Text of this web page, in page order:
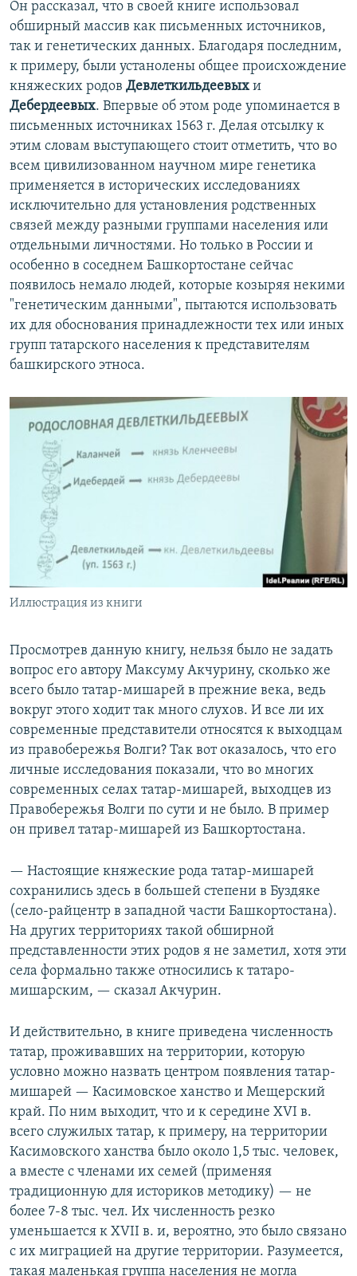
Он рассказал, что в своей книге использовал
обширный массив как письменных источников,
так и генетических данных. Благодаря последним,
к примеру, были устанолены общее происхождение
княжеских родов Девлеткильдеевых и
Дебердеевых. Впервые об этом роде упоминается в
письменных источниках 1563 г. Делая отсылку к
этим словам выступающего стоит отметить, что во
всем цивилизованном научном мире генетика
применяется в исторических исследованиях
исключительно для установления родственных
связей между разными группами населения или
отдельными личностями. Но только в России и
особенно в соседнем Башкортостане сейчас
появилось немало людей, которые козыряя некими
"генетическим данными", пытаются использовать
их для обоснования принадлежности тех или иных
групп татарского населения к представителям
башкирского этноса.
Иллюстрация из книги
Просмотрев данную книгу, нельзя было не задать
вопрос его автору Максуму Акчурину, сколько же
всего было татар-мишарей в прежние века, ведь
вокруг этого ходит так много слухов. И все ли их
современные представители относятся к выходцам
из правобережья Волги? Так вот оказалось, что его
личные исследования показали, что во многих
современных селах татар-мишарей, выходцев из
Правобережья Волги по сути и не было. В пример
он привел татар-мишарей из Башкортостана.
— Настоящие княжеские рода татар-мишарей
сохранились здесь в большей степени в Буздяке
(село-райцентр в западной части Башкортостана).
На других территориях такой обширной
представленности этих родов я не заметил, хотя эти
села формально также относились к татаро-
мишарским, — сказал Акчурин.
И действительно, в книге приведена численность
татар, проживавших на территории, которую
условно можно назвать центром появления татар-
мишарей — Касимовское ханство и Мещерский
край. По ним выходит, что и к середине XVI в.
всего служилых татар, к примеру, на территории
Касимовского ханства было около 1,5 тыс. человек,
а вместе с членами их семей (применяя
традиционную для историков методику) — не
более 7-8 тыс. чел. Их численность резко
уменьшается к XVII в. и, вероятно, это было связано
с их миграцией на другие территории. Разумеется,
такая маленькая группа населения не могла